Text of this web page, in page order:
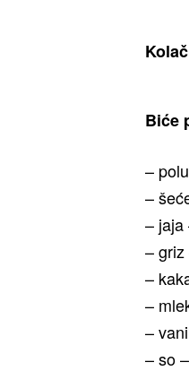
Biće
–
–
– jaja
–
–
–
–
– so